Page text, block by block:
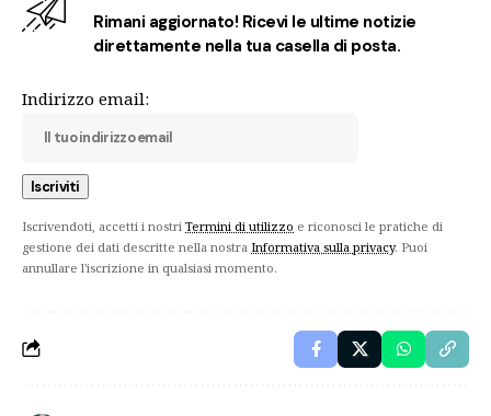
Rimani aggiornato! Ricevi le ultime notizie
direttamente nella tua casella di posta.
Indirizzo email:
Iscrivendoti, accetti i nostri Termini di utilizzo e riconosci le pratiche di
gestione dei dati descritte nella nostra Informativa sulla privacy. Puoi
annullare l'iscrizione in qualsiasi momento.